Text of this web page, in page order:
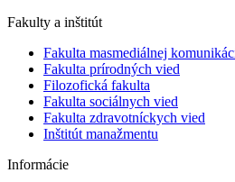
Fakulty a inštitút
Fakulta masmediálnej
Fakulta prírodných vied
Filozofická fakulta
Fakulta ​sociálnych vied
Fakulta zdravotníckych vied
Inštitút manažmentu
Informácie